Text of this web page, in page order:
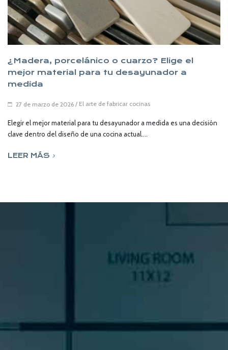
¿Madera, porcelánico o cuarzo? Elige el
mejor material para tu desayunador a
medida
27 de marzo de 2026 / El arte de fabricar cocinas
Elegir el mejor material para tu desayunador a medida es una decisión
clave dentro del diseño de una cocina actual....
LEER MÁS
NEWSLETTER